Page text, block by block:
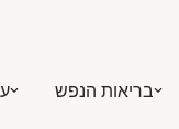
בריאות הנפש